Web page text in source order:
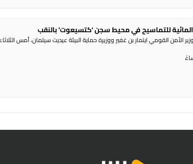
للتماسيح في محيط سجن ‘كتسيعوت‘ بالنقب
القومي ايتمار بن غفير ووزيرة حماية البيئة عيديت سيلمان، أمس